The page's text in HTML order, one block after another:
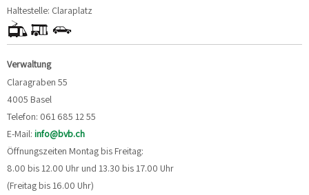
Haltestelle: Claraplatz
Verwaltung
Claragraben 55
4005 Basel
Telefon: 061 685 12 55
E-Mail: info@bvb.ch
Öffnungszeiten Montag bis Freitag:
8.00 bis 12.00 Uhr und 13.30 bis 17.00 Uhr
(Freitag bis 16.00 Uhr)